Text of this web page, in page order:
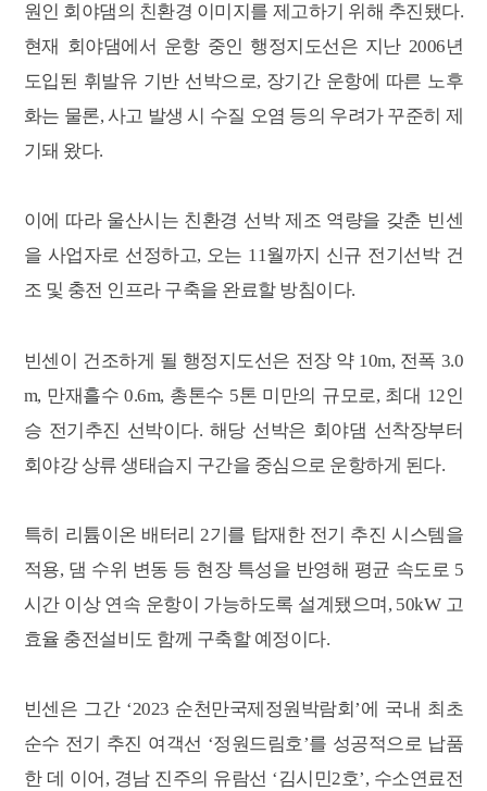
원인 회야댐의 친환경 이미지를 제고하기 위해 추진됐다.
현재 회야댐에서 운항 중인 행정지도선은 지난 2006년
도입된 휘발유 기반 선박으로, 장기간 운항에 따른 노후
화는 물론, 사고 발생 시 수질 오염 등의 우려가 꾸준히 제
기돼 왔다.
이에 따라 울산시는 친환경 선박 제조 역량을 갖춘 빈센
을 사업자로 선정하고, 오는 11월까지 신규 전기선박 건
조 및 충전 인프라 구축을 완료할 방침이다.
빈센이 건조하게 될 행정지도선은 전장 약 10m, 전폭 3.0
m, 만재흘수 0.6m, 총톤수 5톤 미만의 규모로, 최대 12인
승 전기추진 선박이다. 해당 선박은 회야댐 선착장부터
회야강 상류 생태습지 구간을 중심으로 운항하게 된다.
특히 리튬이온 배터리 2기를 탑재한 전기 추진 시스템을
적용, 댐 수위 변동 등 현장 특성을 반영해 평균 속도로 5
시간 이상 연속 운항이 가능하도록 설계됐으며, 50kW 고
효율 충전설비도 함께 구축할 예정이다.
빈센은 그간 ‘2023 순천만국제정원박람회’에 국내 최초
순수 전기 추진 여객선 ‘정원드림호’를 성공적으로 납품
한 데 이어, 경남 진주의 유람선 ‘김시민2호’, 수소연료전